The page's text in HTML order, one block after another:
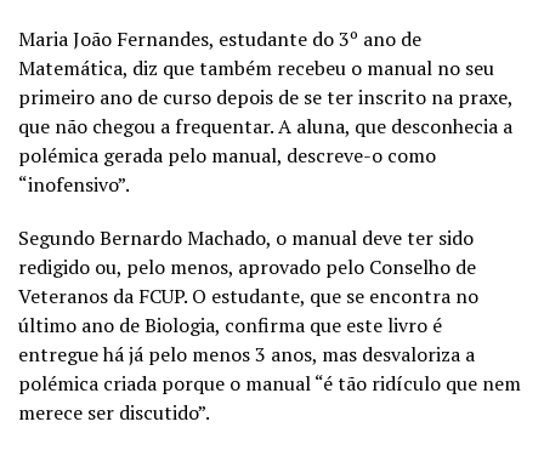
Maria João Fernandes, estudante do 3º ano de
Matemática, diz que também recebeu o manual no seu
primeiro ano de curso depois de se ter inscrito na praxe,
que não chegou a frequentar. A aluna, que desconhecia a
polémica gerada pelo manual, descreve-o como
“inofensivo”.
Segundo Bernardo Machado, o manual deve ter sido
redigido ou, pelo menos, aprovado pelo Conselho de
Veteranos da FCUP. O estudante, que se encontra no
último ano de Biologia, confirma que este livro é
entregue há já pelo menos 3 anos, mas desvaloriza a
polémica criada porque o manual “é tão ridículo que nem
merece ser discutido”.